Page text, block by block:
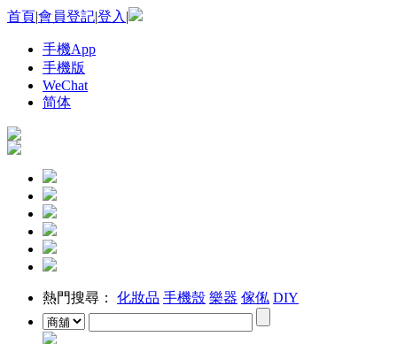
首頁|會員登記|登入 |
手機App
手機版
WeChat
简体
熱門搜尋： 化妝品 手機殼 樂器 傢俬 DIY